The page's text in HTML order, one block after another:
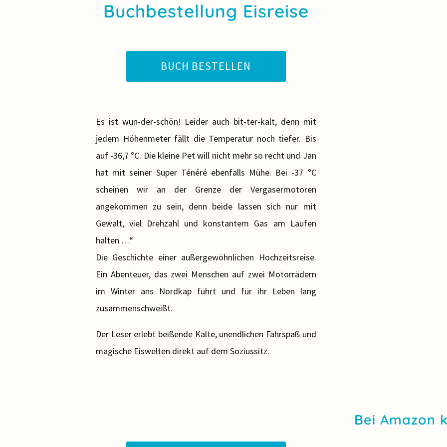
Buchbestellung Eisreise
BUCH BESTELLEN
Es ist wun-der-schön! Leider auch bit-ter-kalt, denn mit
jedem Höhenmeter fällt die Temperatur noch tiefer. Bis
auf -36,7 °C. Die kleine Pet will nicht mehr so recht und Jan
hat mit seiner Super Ténéré ebenfalls Mühe. Bei -37 °C
scheinen wir an der Grenze der Vergasermotoren
angekommen zu sein, denn beide lassen sich nur mit
Gewalt, viel Drehzahl und konstantem Gas am Laufen
halten …“
Die Geschichte einer außergewöhnlichen Hochzeitsreise.
Ein Abenteuer, das zwei Menschen auf zwei Motorrädern
im Winter ans Nordkap führt und für ihr Leben lang
zusammenschweißt.
Der Leser erlebt beißende Kälte, unendlichen Fahrspaß und
magische Eiswelten direkt auf dem Soziussitz.
Bei Amazon